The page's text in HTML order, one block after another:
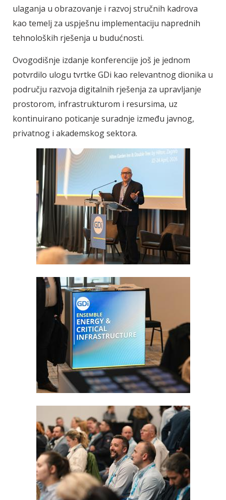
ulaganja u obrazovanje i razvoj stručnih kadrova
kao temelj za uspješnu implementaciju naprednih
tehnoloških rješenja u budućnosti.
Ovogodišnje izdanje konferencije još je jednom
potvrdilo ulogu tvrtke GDi kao relevantnog dionika u
području razvoja digitalnih rješenja za upravljanje
prostorom, infrastrukturom i resursima, uz
kontinuirano poticanje suradnje između javnog,
privatnog i akademskog sektora.